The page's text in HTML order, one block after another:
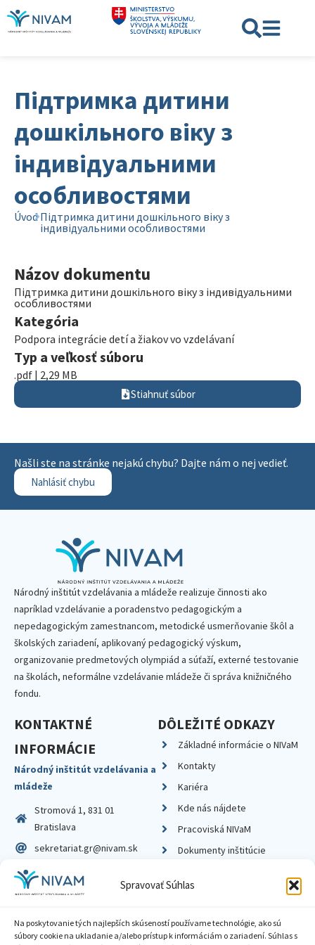
Spravovať Súhlas
Na poskytovanie tých najlepších skúseností používame technológie, ako sú
súbory cookie na ukladanie a/alebo prístup k informáciám o zariadení. Súhlas s
Підтримка дитини
дошкільного віку з
індивідуальними
особливостями
Úvod Підтримка дитини дошкільного віку з
індивідуальними особливостями
Názov dokumentu
Підтримка дитини дошкільного віку з індивідуальними
особливостями
Kategória
Podpora integrácie detí a žiakov vo vzdelávaní
Typ a veľkosť súboru
.pdf | 2,29 MB
Stiahnuť súbor
Našli ste na stránke nejakú chybu? Dajte nám o nej vedieť.
Nahlásiť chybu
Národný inštitút vzdelávania a mládeže realizuje činnosti ako
napríklad vzdelávanie a poradenstvo pedagogickým a
nepedagogickým zamestnancom, metodické usmerňovanie škôl a
školských zariadení, aplikovaný pedagogický výskum,
organizovanie predmetových olympiád a súťaží, externé testovanie
na školách, neformálne vzdelávanie mládeže či správa knižničného
fondu.
KONTAKTNÉ
INFORMÁCIE
Národný inštitút vzdelávania a
mládeže
Stromová 1, 831 01
Bratislava
sekretariat.gr@nivam.sk
IČO: 00164348
DIČ: 2020798714
DÔLEŽITÉ ODKAZY
Základné informácie o NIVaM
Kontakty
Kariéra
Kde nás nájdete
Pracoviská NIVaM
Dokumenty inštitúcie